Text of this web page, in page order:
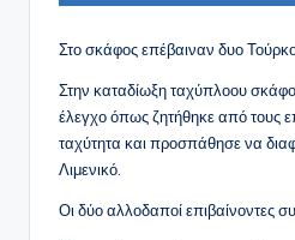
Στο σκάφος επέβαιναν δυο
Στην καταδίωξη ταχύπλοου
έλεγχο όπως ζητήθηκε από τους
ταχύτητα και προσπάθησε να
Λιμενικό.
Οι δύο αλλοδαποί επιβαίνοντες